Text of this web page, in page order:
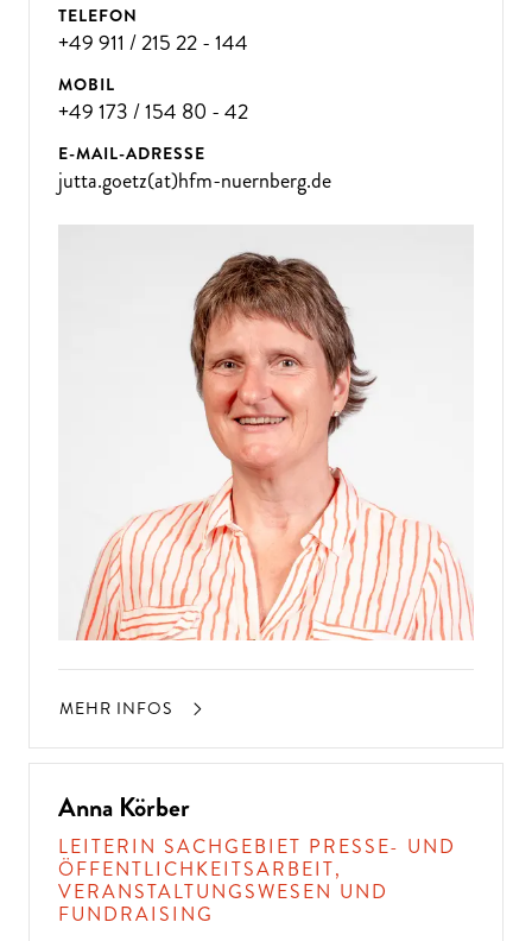
TELEFON
+49 911 / 215 22 - 144
MOBIL
+49 173 / 154 80 - 42
E-MAIL-ADRESSE
jutta.goetz(at)hfm-nuernberg.de
MEHR INFOS
Anna Körber
LEITERIN SACHGEBIET PRESSE- UND
ÖFFENTLICHKEITSARBEIT,
VERANSTALTUNGSWESEN UND
FUNDRAISING